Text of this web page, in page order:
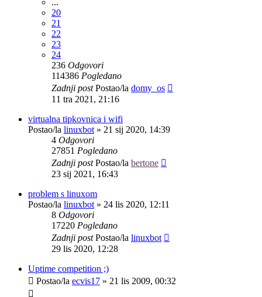
20
21
22
23
24
236 Odgovori
114386 Pogledano
Zadnji postPostao/la domy_os
11 tra 2021, 21:16
virtualna tipkovnica i wifi
Postao/la linuxbot » 21 sij 2020, 14:39
4 Odgovori
27851 Pogledano
Zadnji postPostao/la bertone
23 sij 2021, 16:43
problem s linuxom
Postao/la linuxbot » 24 lis 2020, 12:11
8 Odgovori
17220 Pogledano
Zadnji postPostao/la linuxbot
29 lis 2020, 12:28
Uptime competition ;)
Postao/la ecvis17 » 21 lis 2009, 00:32